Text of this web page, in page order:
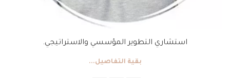
استشاري التطوير المؤسسي والاستراتيجي.
بقية التفاصيل...